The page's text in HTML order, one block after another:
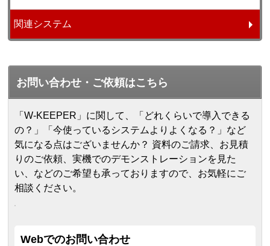
関連システム
お問い合わせ・ご依頼はこちら
「W-KEEPER」に関して、「どれくらいで導入できる
の？」「今使っているシステムよりよくなる？」など
気になる点はございませんか？ 資料のご請求、お見積
りのご依頼、実機でのデモンストレーションを見た
い、などのご希望も承っておりますので、お気軽にご
相談ください。
Webでのお問い合わせ